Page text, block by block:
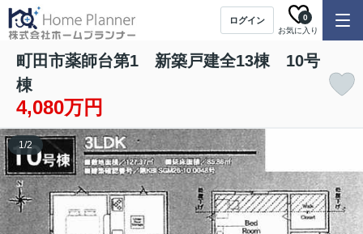
ログイン
お気に入り
0
町田市薬師台第1 新築戸建全13棟 10号
棟
4,080万円
1/2